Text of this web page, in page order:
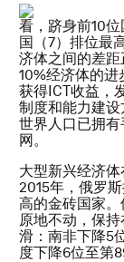
看，跻身前10
国（7）排位最
济体之间的差
10%经济体的
获得ICT收益，
制度和能力建
世界人口已拥
网。
大型新兴经济体
2015年，俄罗
高的金砖国家
原地不动，保
滑：南非下降5
度下降6位至第